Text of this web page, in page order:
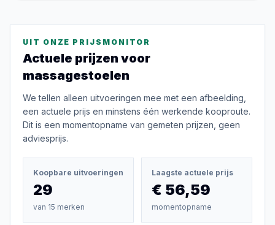
UIT ONZE PRIJSMONITOR
Actuele prijzen voor
massagestoelen
We tellen alleen uitvoeringen mee met een afbeelding,
een actuele prijs en minstens één werkende kooproute.
Dit is een momentopname van gemeten prijzen, geen
adviesprijs.
Koopbare uitvoeringen
29
van 15 merken
Laagste actuele prijs
€ 56,59
momentopname